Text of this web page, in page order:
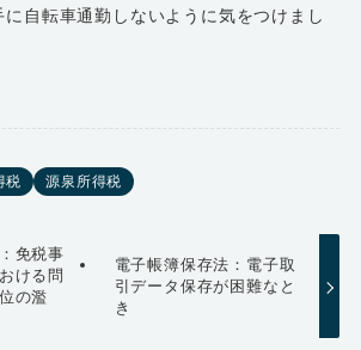
に自転車通勤しないように気をつけまし
税 源泉所得税
免税事
ける問
の濫
電子帳簿保存法：電子取
引データ保存が困難なと
き